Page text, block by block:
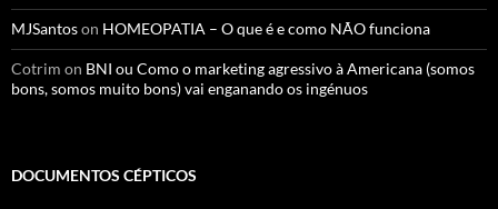
MJSantoson HOMEOPATIA – O que é e como NÃO funciona
Cotrim on BNI ou Como o marketing agressivo à Americana (somos
bons, somos muito bons) vai enganando os ingénuos
DOCUMENTOS CÉPTICOS